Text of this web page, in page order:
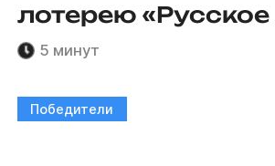
лотерею «Русское
5 минут
Победители